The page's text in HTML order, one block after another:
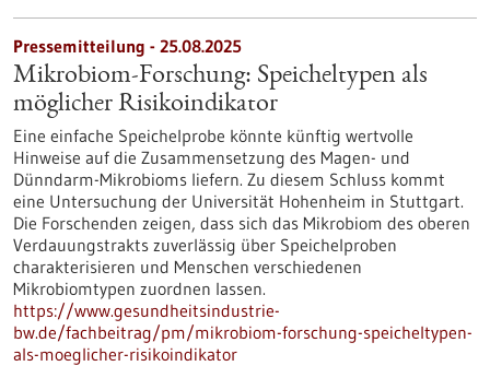
Pressemitteilung - 25.08.2025
Mikrobiom-Forschung: Speicheltypen als
möglicher Risikoindikator
Eine einfache Speichelprobe könnte künftig wertvolle
Hinweise auf die Zusammensetzung des Magen- und
Dünndarm-Mikrobioms liefern. Zu diesem Schluss kommt
eine Untersuchung der Universität Hohenheim in Stuttgart.
Die Forschenden zeigen, dass sich das Mikrobiom des oberen
Verdauungstrakts zuverlässig über Speichelproben
charakterisieren und Menschen verschiedenen
Mikrobiomtypen zuordnen lassen.
https://www.gesundheitsindustrie-
bw.de/fachbeitrag/pm/mikrobiom-forschung-speicheltypen-
als-moeglicher-risikoindikator